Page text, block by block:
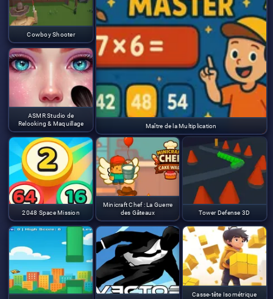
Cowboy Shooter
Maître de la Multiplication
ASMR Studio de
Relooking & Maquillage
2048 Space Mission
Minicraft Chef : La Guerre
des Gâteaux
Tower Defense 3D
Casse-tête Isométrique